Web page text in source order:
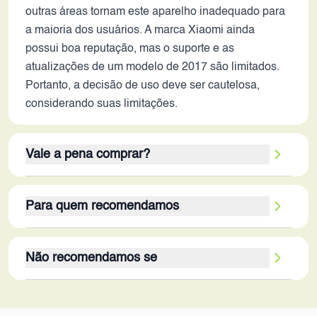
outras áreas tornam este aparelho inadequado para
a maioria dos usuários. A marca Xiaomi ainda
possui boa reputação, mas o suporte e as
atualizações de um modelo de 2017 são limitados.
Portanto, a decisão de uso deve ser cautelosa,
considerando suas limitações.
Vale a pena comprar?
para a maioria dos consumidores. Apesar da boa
duração da bateria, seu desempenho limitado e
experiência de uso. Os pontos fortes, como a
bateria e o design compacto, não compensam as
Para quem recomendamos
necessidades básicas e que não se importam com
um desempenho inferior. Idosos, crianças ou
Não recomendamos se